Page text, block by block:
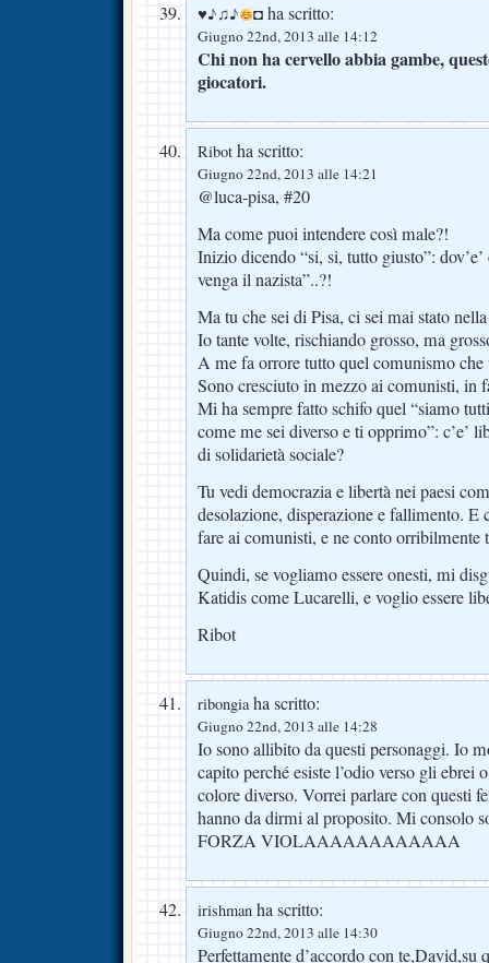
♥♪♫♪ ◘ ha scritto:
Giugno 22nd, 2013 alle 14:12
Chi non ha cervello abbia gambe,
giocatori.
Ribot ha scritto:
Giugno 22nd, 2013 alle 14:21
@luca-pisa, #20
Ma come puoi intendere così male?!
Inizio dicendo “si, si, tutto giusto”:
venga il nazista”..?!
Ma tu che sei di Pisa, ci sei mai stato
Io tante volte, rischiando grosso, ma
A me fa orrore tutto quel comunismo che
Sono cresciuto in mezzo ai comunisti, in
Mi ha sempre fatto schifo quel “siamo
come me sei diverso e ti opprimo”: c’e’
di solidarietà sociale?
Tu vedi democrazia e libertà nei paesi
desolazione, disperazione e fallimento.
fare ai comunisti, e ne conto
Quindi, se vogliamo essere onesti, mi
Katidis come Lucarelli, e voglio essere
Ribot
ribongiaha scritto:
Giugno 22nd, 2013 alle 14:28
Io sono allibito da questi personaggi. Io
capito perché esiste l’odio verso gli ebrei
colore diverso. Vorrei parlare con questi
hanno da dirmi al proposito. Mi consolo
FORZA VIOLAAAAAAAAAAAA
irishman ha scritto:
Giugno 22nd, 2013 alle 14:30
Perfettamente d’accordo con